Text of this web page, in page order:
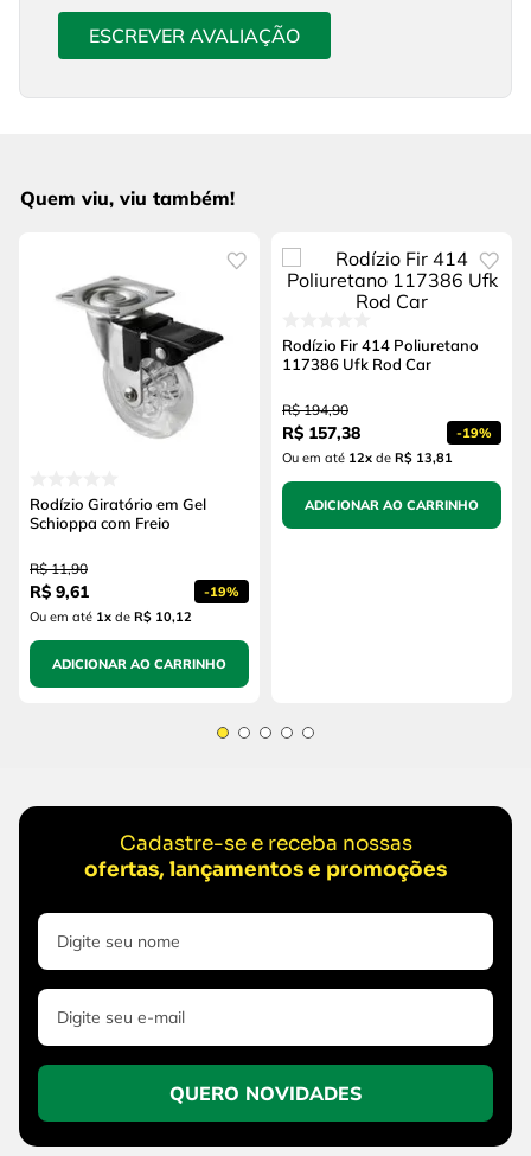
ESCREVER AVALIAÇÃO
Quem viu, viu também!
Rodízio Giratório em Gel
Schioppa com Freio
R$ 11,90
R$ 9,61 -19%
Ou em até 1x de R$ 10,12
ADICIONAR AO CARRINHO
Rodízio Fir 414 Poliuretano
117386 Ufk Rod Car
R$ 194,90
R$ 157,38 -19%
Ou em até 12x de R$ 13,81
ADICIONAR AO CARRINHO
Cadastre-se e receba nossas
ofertas, lançamentos e promoções
QUERO NOVIDADES